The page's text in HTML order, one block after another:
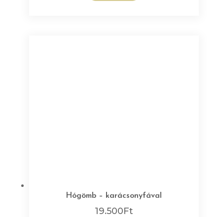
Hógömb – karácsonyfával
19.500Ft